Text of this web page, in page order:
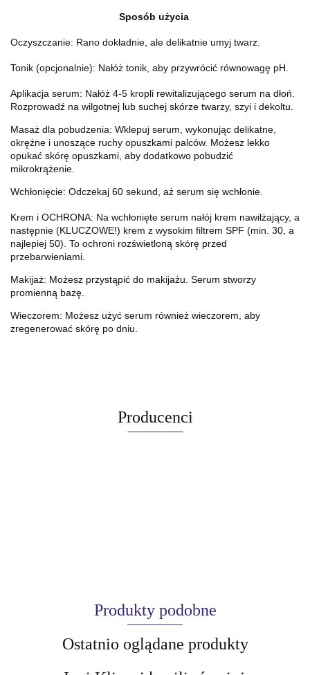
Sposób użycia
Oczyszczanie: Rano dokładnie, ale delikatnie umyj twarz.
Tonik (opcjonalnie): Nałóż tonik, aby przywrócić równowagę pH.
Aplikacja serum: Nałóż 4-5 kropli rewitalizującego serum na dłoń.
Rozprowadź na wilgotnej lub suchej skórze twarzy, szyi i dekoltu.
Masaż dla pobudzenia: Wklepuj serum, wykonując delikatne,
okrężne i unoszące ruchy opuszkami palców. Możesz lekko
opukać skórę opuszkami, aby dodatkowo pobudzić
mikrokrążenie.
Wchłonięcie: Odczekaj 60 sekund, aż serum się wchłonie.
Krem i OCHRONA: Na wchłonięte serum nałój krem nawilżający, a
następnie (KLUCZOWE!) krem z wysokim filtrem SPF (min. 30, a
najlepiej 50). To ochroni rozświetloną skórę przed
przebarwieniami.
Makijaż: Możesz przystąpić do makijażu. Serum stworzy
promienną bazę.
Wieczorem: Możesz użyć serum również wieczorem, aby
zregenerować skórę po dniu.
Producenci
Produkty podobne
Ostatnio oglądane produkty